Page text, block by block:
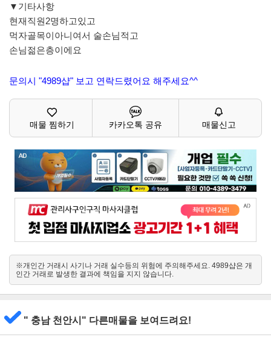
▼기타사항
현재직원2명하고있고
먹자골목이아니여서 술손님적고
손님젊은층이에요
문의시 "4989샵" 보고 연락드렸어요 해주세요^^
매물 찜하기 카카오톡 공유 매물신고
※개인간 거래시 사기나 거래 실수등의 위험에 주의해주세요. 4989샵은 개
인간 거래로 발생한 결과에 책임을 지지 않습니다.
" 충남 천안시" 다른매물을 보여드려요!